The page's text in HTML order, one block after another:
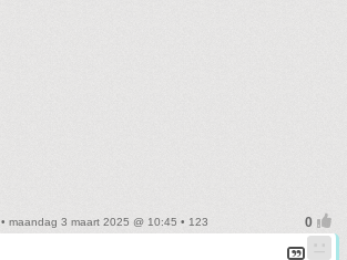
• maandag 3 maart 2025 @ 10:45 • 123